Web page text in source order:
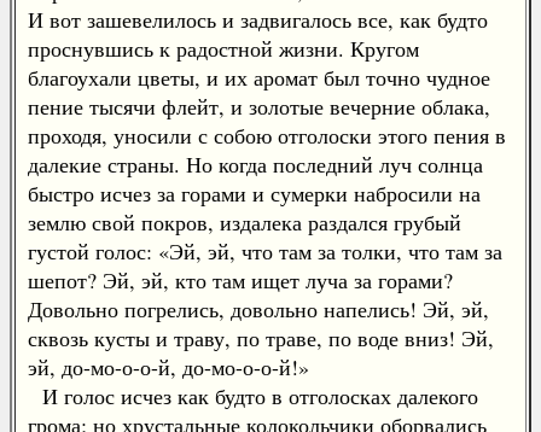
И вот зашевелилось и задвигалось все, как будто
проснувшись к радостной жизни. Кругом
благоухали цветы, и их аромат был точно чудное
пение тысячи флейт, и золотые вечерние облака,
проходя, уносили с собою отголоски этого пения в
далекие страны. Но когда последний луч солнца
быстро исчез за горами и сумерки набросили на
землю свой покров, издалека раздался грубый
густой голос: «Эй, эй, что там за толки, что там за
шепот? Эй, эй, кто там ищет луча за горами?
Довольно погрелись, довольно напелись! Эй, эй,
сквозь кусты и траву, по траве, по воде вниз! Эй,
эй, до-мо-о-о-й, до-мо-о-о-й!»
И голос исчез как будто в отголосках далекого
грома; но хрустальные колокольчики оборвались